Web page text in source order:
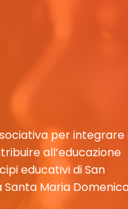
per integrare
all’educazione
educativi di San
Maria